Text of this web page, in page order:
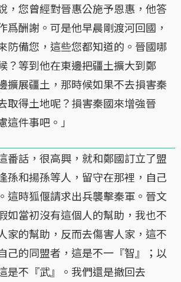
，您曾經對晉惠公施予恩惠，他答
爲酬謝。可是他早晨剛渡河回國，
防備您，這些您都知道的。晉國哪
？等到他在東邊把疆土擴大到鄭
擴展疆土，那時候如果不去損害秦
取得土地呢？損害秦國來增強晉
這件事吧。」
，很高興，就和鄭國訂立了盟
孫和揚孫等人，留守在那裡，自己
這時狐偃請求出兵襲擊秦軍。晉文
如當初沒有這個人的幫助，我也不
家的幫助，反而去傷害人家，這不
己的同盟者，這是不一『智』；以
是不『武』。我們還是撤回去